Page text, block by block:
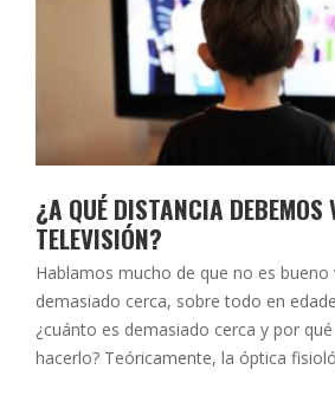
¿A QUÉ DISTANCIA DEBEMOS
TELEVISIÓN?
Hablamos mucho de que no es bueno
demasiado cerca, sobre todo en
¿cuánto es demasiado cerca y por
hacerlo? Teóricamente, la óptica